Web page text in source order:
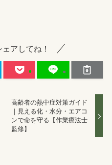
アしてね！
高齢者の熱中症対策ガイド
｜見える化・水分・エアコ
ンで命を守る【作業療法士
監修】